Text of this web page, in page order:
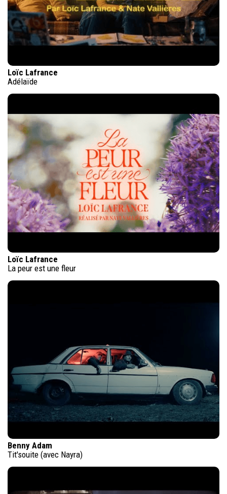
Loïc Lafrance
Adélaïde
Loïc Lafrance
La peur est une fleur
Benny Adam
Tit'souite (avec Nayra)